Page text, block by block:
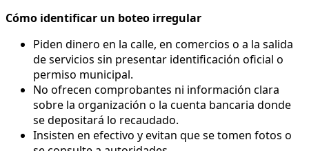
Cómo identificar un boteo irregular
Piden dinero en la calle, en comercios o a la salida
de servicios sin presentar identificación oficial o
permiso municipal.
No ofrecen comprobantes ni información clara
sobre la organización o la cuenta bancaria donde
se depositará lo recaudado.
Insisten en efectivo y evitan que se tomen fotos o